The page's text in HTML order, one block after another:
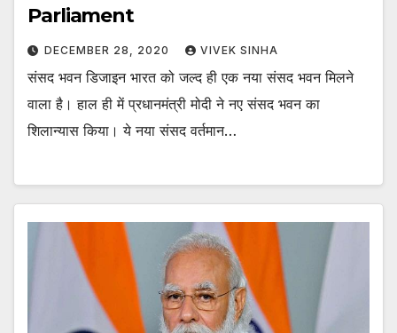
Parliament
DECEMBER 28, 2020 VIVEK SINHA
संसद भवन डिजाइन भारत को जल्द ही एक नया संसद भवन मिलने
वाला है। हाल ही में प्रधानमंत्री मोदी ने नए संसद भवन का
शिलान्यास किया। ये नया संसद वर्तमान…